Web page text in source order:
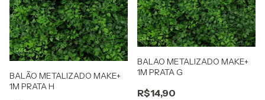
BALÃO METALIZADO MAKE+
1M PRATA H
BALAO METALIZADO MAKE+
1M PRATA G
R$14,90